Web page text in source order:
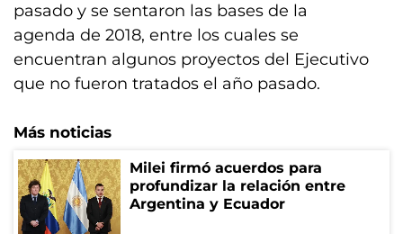
pasado y se sentaron las bases de la
agenda de 2018, entre los cuales se
encuentran algunos proyectos del Ejecutivo
que no fueron tratados el año pasado.
Más noticias
Milei firmó acuerdos para
profundizar la relación entre
Argentina y Ecuador